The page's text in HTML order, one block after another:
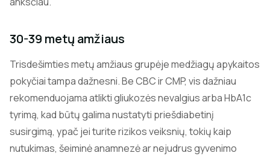
30-39 metų amžiaus
Trisdešimties metų amžiaus grupėje medžiagų apykaitos
pokyčiai tampa dažnesni. Be CBC ir CMP, vis dažniau
rekomenduojama atlikti gliukozės nevalgius arba HbA1c
tyrimą, kad būtų galima nustatyti priešdiabetinį
susirgimą, ypač jei turite rizikos veiksnių, tokių kaip
nutukimas, šeiminė anamnezė ar nejudrus gyvenimo